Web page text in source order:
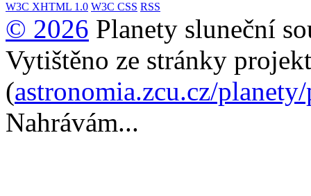
W3C XHTML 1.0 W3C CSS RSS
© 2026 Planety sluneční
Vytištěno ze stránky
(astronomia.zcu.cz/
Nahrávám...